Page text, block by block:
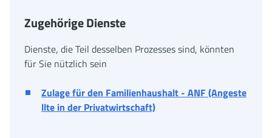
Zugehörige Dienste
Dienste, die Teil desselben Prozesses sind, könnten
für Sie nützlich sein
Zulage für den Familienhaushalt - ANF (Angeste
llte in der Privatwirtschaft)